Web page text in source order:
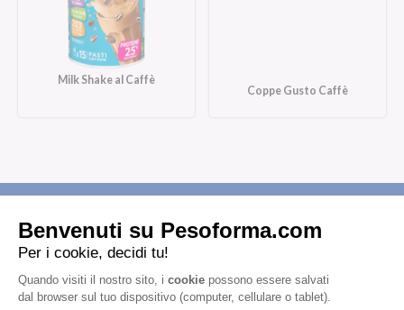
Milk Shake al Caffè
Coppe Gusto Caffè
Letta l'informativa privacy, acconsento all'iscrizione alla newsletter